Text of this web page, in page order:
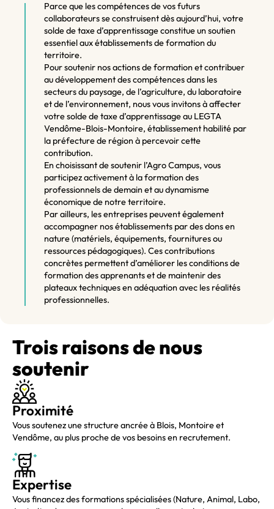
Parce que les compétences de vos futurs
collaborateurs se construisent dès aujourd’hui, votre
solde de taxe d’apprentissage constitue un soutien
essentiel aux établissements de formation du
territoire.
Pour soutenir nos actions de formation et contribuer
au développement des compétences dans les
secteurs du paysage, de l’agriculture, du laboratoire
et de l’environnement, nous vous invitons à affecter
votre solde de taxe d’apprentissage au LEGTA
Vendôme-Blois-Montoire, établissement habilité par
la préfecture de région à percevoir cette
contribution.
En choisissant de soutenir l’Agro Campus, vous
participez activement à la formation des
professionnels de demain et au dynamisme
économique de notre territoire.
Par ailleurs, les entreprises peuvent également
accompagner nos établissements par des dons en
nature (matériels, équipements, fournitures ou
ressources pédagogiques). Ces contributions
concrètes permettent d’améliorer les conditions de
formation des apprenants et de maintenir des
plateaux techniques en adéquation avec les réalités
professionnelles.
Trois raisons de nous
soutenir
Proximité
Vous soutenez une structure ancrée à Blois, Montoire et
Vendôme, au plus proche de vos besoins en recrutement.
Expertise
Vous financez des formations spécialisées (Nature, Animal, Labo,